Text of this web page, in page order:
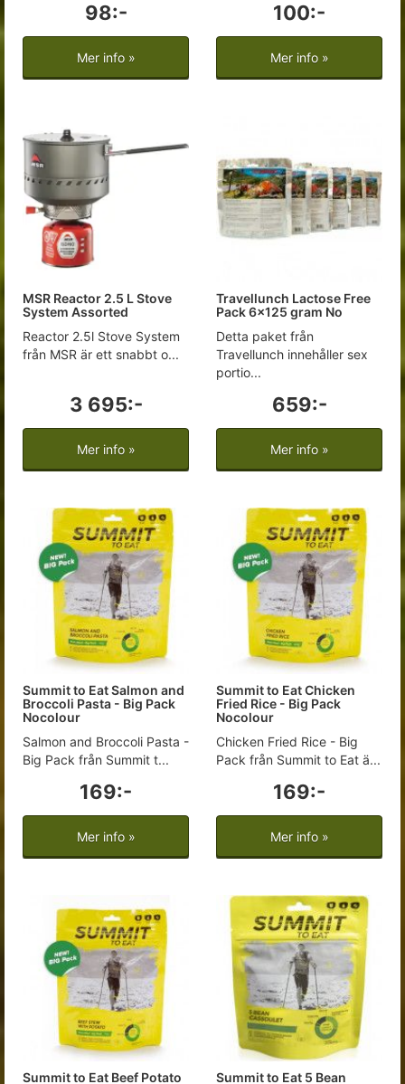
98:-
Mer info »
100:-
Mer info »
MSR Reactor 2.5 L Stove
System Assorted
Reactor 2.5l Stove System
från MSR är ett snabbt o...
3 695:-
Mer info »
Travellunch Lactose Free
Pack 6x125 gram No
Detta paket från
Travellunch innehåller sex
portio...
659:-
Mer info »
Summit to Eat Salmon and
Broccoli Pasta - Big Pack
Nocolour
Salmon and Broccoli Pasta -
Big Pack från Summit t...
169:-
Mer info »
Summit to Eat Chicken
Fried Rice - Big Pack
Nocolour
Chicken Fried Rice - Big
Pack från Summit to Eat ä...
169:-
Mer info »
Summit to Eat Beef Potato
Summit to Eat 5 Bean